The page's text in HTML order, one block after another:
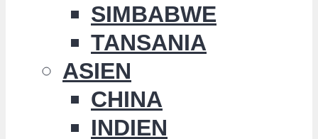
SIMBABWE
TANSANIA
ASIEN
CHINA
INDIEN